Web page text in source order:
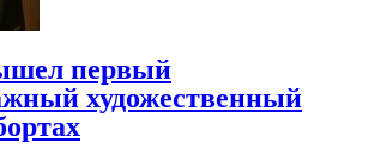
первый
художественный